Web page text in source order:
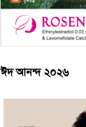
ঈদ আনন্দ ২০২৬